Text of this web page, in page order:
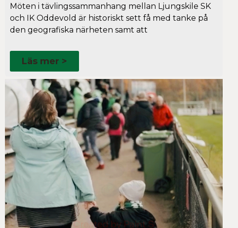
Möten i tävlingssammanhang mellan Ljungskile SK
och IK Oddevold är historiskt sett få med tanke på
den geografiska närheten samt att
Läs mer >